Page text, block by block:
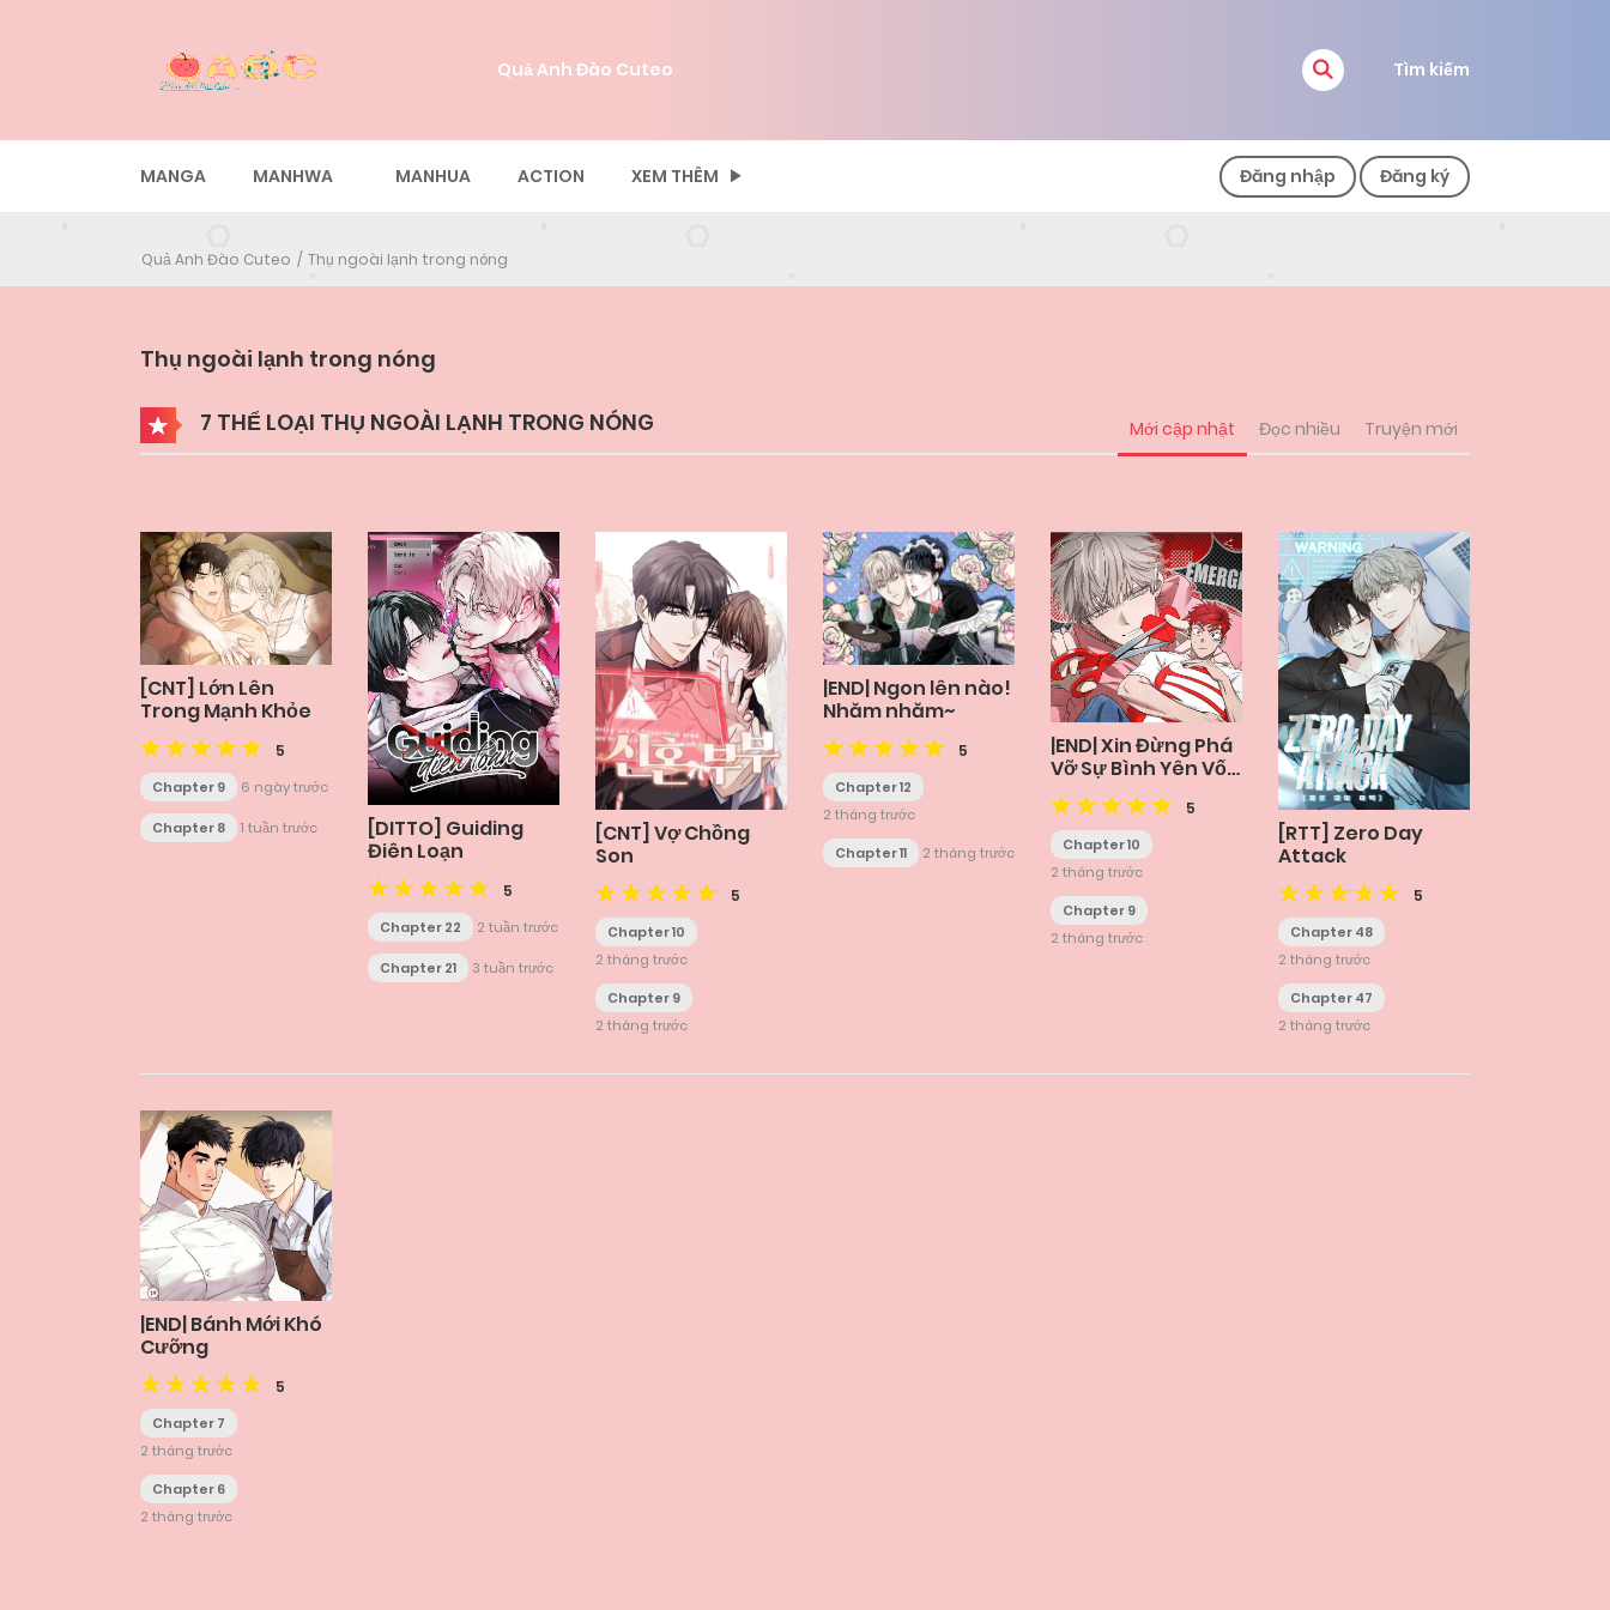
Quả Anh Đào Cuteo Tìm kiếm
MANGA MANHWA MANHUA ACTION XEM THÊM Đăng nhập Đăng ký
Quả Anh Đào Cuteo Thụ ngoài lạnh trong nóng
Thụ ngoài lạnh trong nóng
7 THỂ LOẠI THỤ NGOÀI LẠNH TRONG NÓNG Mới cập nhật Đọc nhiều Truyện mới
[CNT] Lớn Lên
Trong Mạnh Khỏe
5
Chapter 9 6 ngày trước
Chapter 8 1 tuần trước
[DITTO] Guiding
Điên Loạn
5
Chapter 22 2 tuần trước
Chapter 21 3 tuần trước
[CNT] Vợ Chồng
Son
5
Chapter 10
2 tháng trước
Chapter 9
2 tháng trước
|END| Ngon lên nào!
Nhăm nhăm~
5
Chapter 12
2 tháng trước
Chapter 11
2 tháng trước
|END| Xin Đừng Phá
Vỡ Sự Bình Yên Vốn
Có
5
Chapter 10
2 tháng trước
Chapter 9
2 tháng trước
[RTT] Zero Day
Attack
5
Chapter 48
2 tháng trước
Chapter 47
2 tháng trước
|END| Bánh Mới Khó
Cưỡng
5
Chapter 7
2 tháng trước
Chapter 6
2 tháng trước